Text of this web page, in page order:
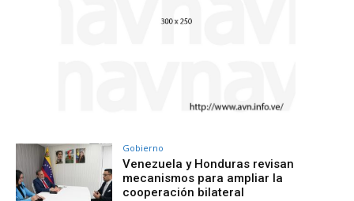
Gobierno
Venezuela y Honduras revisan
mecanismos para ampliar la
cooperación bilateral